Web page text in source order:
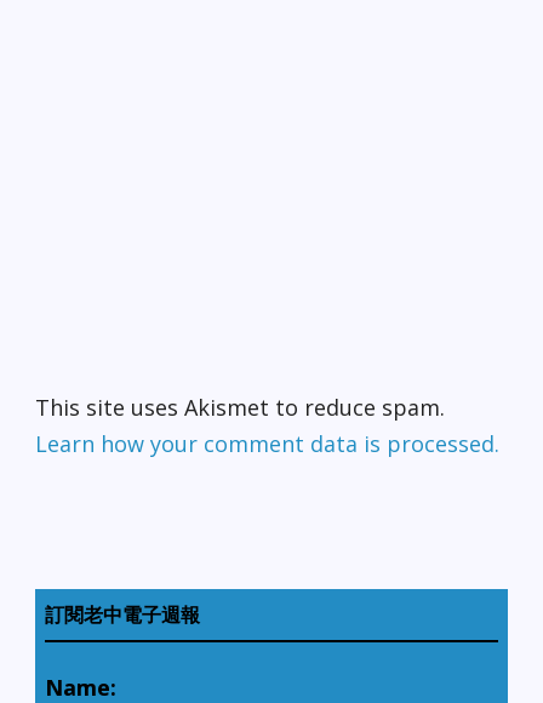
This site uses Akismet to reduce spam.
Learn how your comment data is processed.
訂閱老中電子週報
Name: